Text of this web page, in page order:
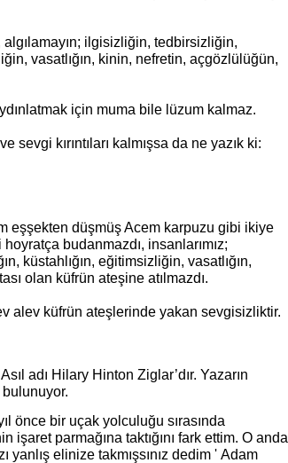
ilgisizliğin, tedbirsizliğin,
vasatlığın, kinin, nefretin, açgözlülüğün,
için muma bile lüzum kalmaz.
kırıntıları kalmışsa da ne yazık ki:
eşşekten düşmüş Acem karpuzu gibi ikiye
budanmazdı, insanlarımız;
küstahlığın, eğitimsizliğin, vasatlığın,
olan küfrün ateşine atılmazdı.
alev küfrün ateşlerinde yakan sevgisizliktir.
adı Hilary Hinton Ziglar’dır. Yazarın
bulunuyor.
önce bir uçak yolculuğu sırasında
işaret parmağına taktığını fark ettim. O anda
yanlış elinize takmışsınız dedim ' Adam